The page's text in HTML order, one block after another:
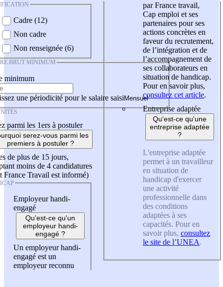
Cadre (12)
Non cadre
Non renseignée (6)
BRUT MINIMUM
minimum
une périodicité pour le salaire saisi
parmi les 1ers à postuler
serez-vous parmi les
premiers à postuler ?
de plus de 15 jours,
moins de 4 candidatures
France Travail est informé)
Employeur handi-
engagé
Qu'est-ce qu'un
employeur handi-
engagé ?
Un employeur handi-
engagé est un
employeur reconnu
par France travail,
Cap emploi et ses
partenaires pour ses
actions concrètes en
faveur du recrutement,
de l’intégration et de
l’accompagnement de
ses collaborateurs en
situation de handicap.
Pour en savoir plus,
consultez cet article.
Entreprise adaptée
Qu'est-ce qu'une
entreprise adaptée
?
L'entreprise adaptée
permet à un travailleur
en situation de
handicap d'exercer
une activité
professionnelle dans
des conditions
adaptées à ses
capacités. Pour en
savoir plus, consultez
le site de l’UNEA.